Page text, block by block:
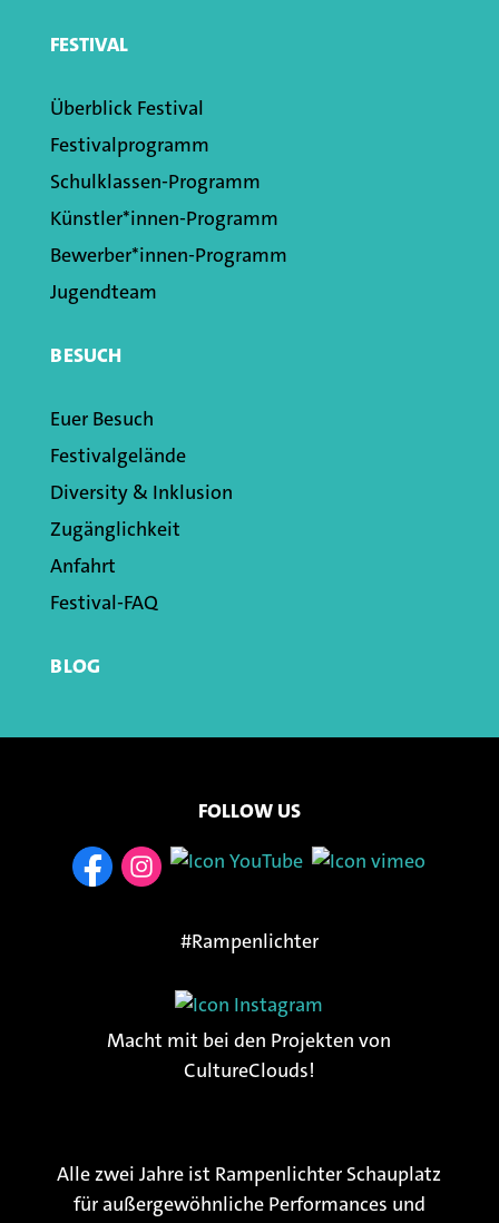
FESTIVAL
Überblick Festival
Festivalprogramm
Schulklassen­-Programm
Künstler*innen­-Programm
Bewerber*innen-Programm
Jugendteam
BESUCH
Euer Besuch
Festivalgelände
Diversity & Inklusion
Zugänglichkeit
Anfahrt
Festival-FAQ
BLOG
FOLLOW US
#Rampenlichter
Macht mit bei den Projekten von
CultureClouds!
Alle zwei Jahre ist Rampenlichter Schauplatz
für außergewöhnliche Performances und